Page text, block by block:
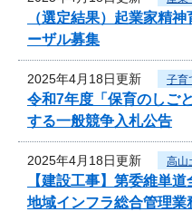
（選定結果）起業家精
ーザル募集
2025年4月18日更新 子育
令和7年度「保育のしご
する一般競争入札公告
2025年4月18日更新 高山
【建設工事】第委維単
地域インフラ総合管理